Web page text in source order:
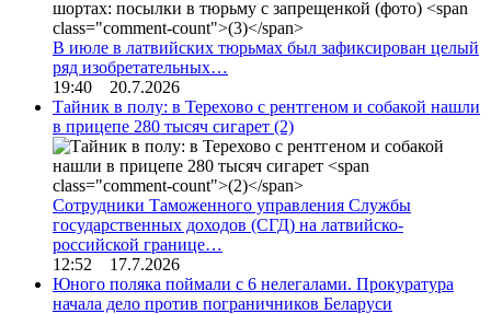
В июле в латвийских тюрьмах был зафиксирован целый
ряд изобретательных…
19:40 20.7.2026
Тайник в полу: в Терехово с рентгеном и собакой нашли
в прицепе 280 тысяч сигарет (2)
Сотрудники Таможенного управления Службы
государственных доходов (СГД) на латвийско-
российской границе…
12:52 17.7.2026
Юного поляка поймали с 6 нелегалами. Прокуратура
начала дело против пограничников Беларуси